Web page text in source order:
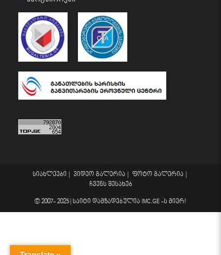
სიახლეები ვიდეო გალერია
ფოტო გალერია
ჩვენს შესახებ
© 2007- 2025 | საიტი დამზადებულია IMC.GE -ს მიერ!